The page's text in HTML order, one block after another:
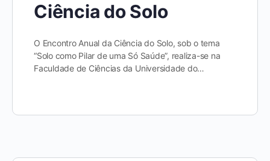
Ciência do Solo
O Encontro Anual da Ciência do Solo, sob o tema
“Solo como Pilar de uma Só Saúde”, realiza-se na
Faculdade de Ciências da Universidade do…